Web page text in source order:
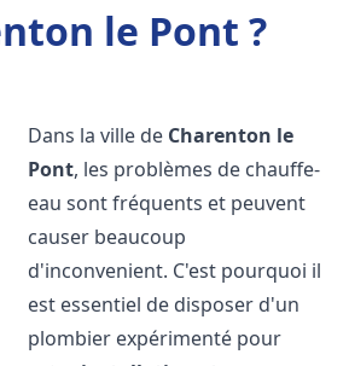
le Pont ?
Dans la ville de Charenton le
Pont, les problèmes de chauffe-
eau sont fréquents et peuvent
causer beaucoup
d'inconvenient. C'est pourquoi il
est essentiel de disposer d'un
plombier expérimenté pour